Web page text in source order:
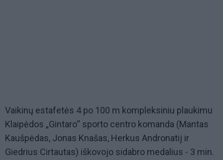
Vaikinų estafetės 4 po 100 m kompleksiniu plaukimu
Klaipėdos „Gintaro“ sporto centro komanda (Mantas
Kaušpėdas, Jonas Knašas, Herkus Andronatij ir
Giedrius Cirtautas) iškovojo sidabro medalius - 3 min.